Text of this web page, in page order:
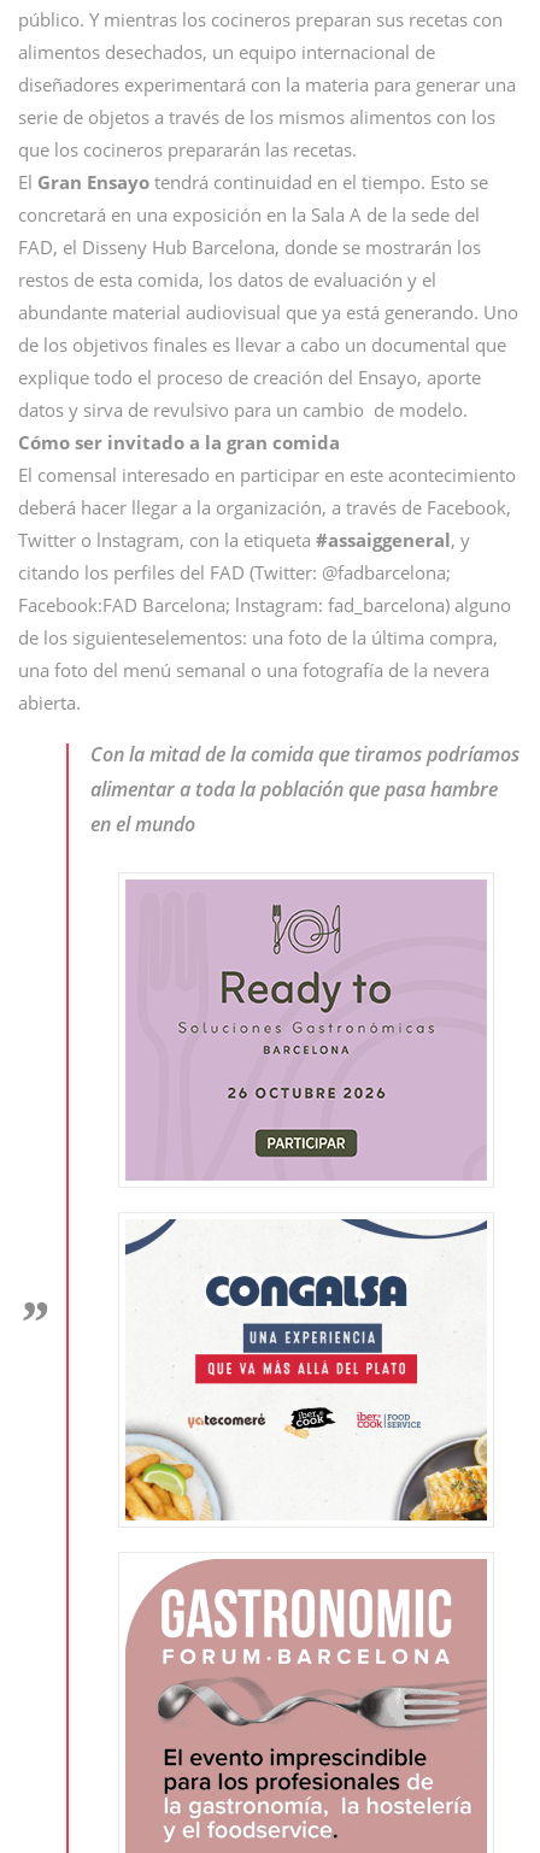
público. Y mientras los cocineros preparan sus recetas con
alimentos desechados, un equipo internacional de
diseñadores experimentará con la materia para generar una
serie de objetos a través de los mismos alimentos con los
que los cocineros prepararán las recetas.
El Gran Ensayo tendrá continuidad en el tiempo. Esto se
concretará en una exposición en la Sala A de la sede del
FAD, el Disseny Hub Barcelona, donde se mostrarán los
restos de esta comida, los datos de evaluación y el
abundante material audiovisual que ya está generando. Uno
de los objetivos finales es llevar a cabo un documental que
explique todo el proceso de creación del Ensayo, aporte
datos y sirva de revulsivo para un cambio de modelo.
Cómo ser invitado a la gran comida
El comensal interesado en participar en este acontecimiento
deberá hacer llegar a la organización, a través de Facebook,
Twitter o lnstagram, con la etiqueta #assaiggeneral, y
citando los perfiles del FAD (Twitter: @fadbarcelona;
Facebook:FAD Barcelona; lnstagram: fad_barcelona) alguno
de los siguienteselementos: una foto de la última compra,
una foto del menú semanal o una fotografía de la nevera
abierta.
Con la mitad de la comida que tiramos podríamos
alimentar a toda la población que pasa hambre
en el mundo